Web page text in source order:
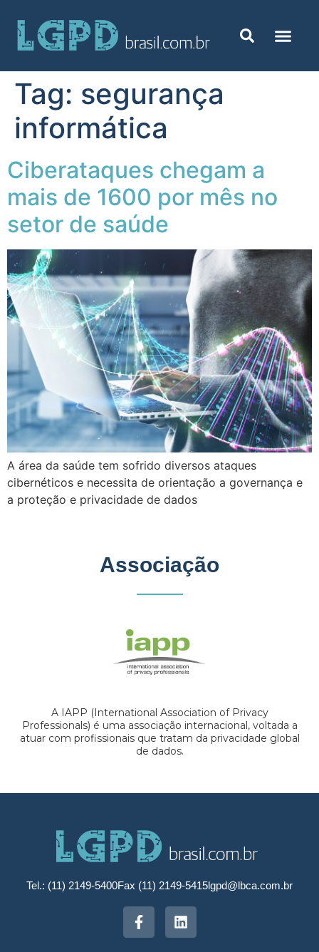
Tag: segurança
informática
Ciberataques chegam a
mais de 1600 por mês no
setor de saúde
A área da saúde tem sofrido diversos ataques
cibernéticos e necessita de orientação a governança e
a proteção e privacidade de dados
Associação
A IAPP (International Association of Privacy
Professionals) é uma associação internacional, voltada a
atuar com profissionais que tratam da privacidade global
de dados.
Tel.: (11) 2149-5400Fax (11) 2149-5415lgpd@lbca.com.br